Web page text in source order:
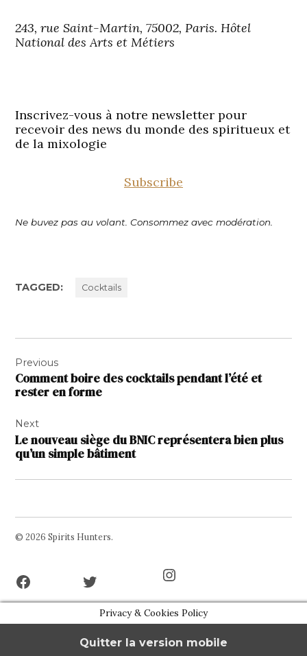
243, rue Saint-Martin, 75002, Paris. Hôtel
National des Arts et Métiers
Inscrivez-vous à notre newsletter pour
recevoir des news du monde des spiritueux et
de la mixologie
Subscribe
Ne buvez pas au volant. Consommez avec modération.
TAGGED: Cocktails
de
l’article
Previous
Comment boire des cocktails pendant l’été et
rester en forme
Next
Le nouveau siège du BNIC représentera bien plus
qu’un simple bâtiment
© 2026 Spirits Hunters.
Privacy & Cookies Policy
Quitter la version mobile